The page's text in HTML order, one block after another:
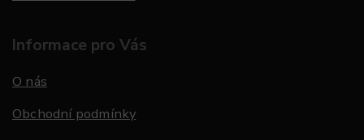
Informace pro Vás
O nás
Obchodní podmínky